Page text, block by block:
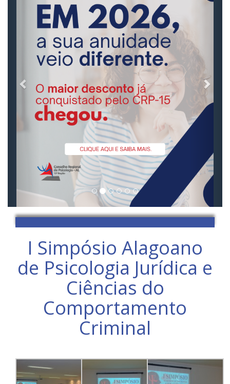
I Simpósio Alagoano
de Psicologia Jurídica e
Ciências do
Comportamento
Criminal